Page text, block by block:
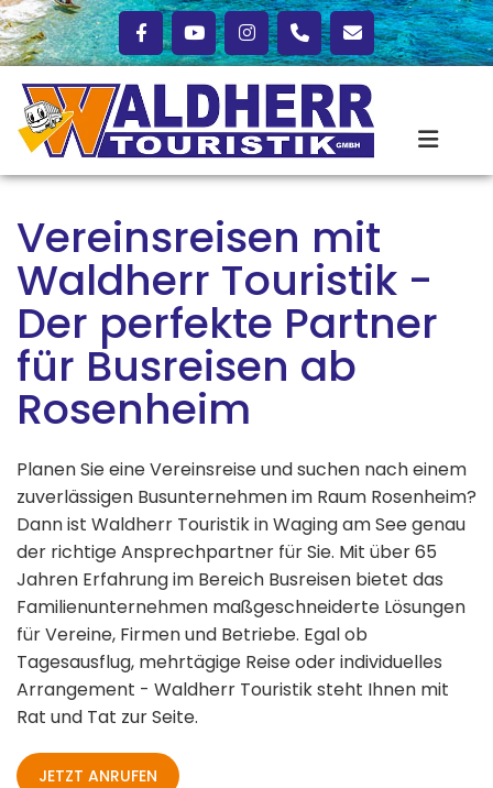
Zum Inhalt springen
Vereinsreisen mit
Waldherr Touristik -
Der perfekte Partner
für Busreisen ab
Rosenheim
Planen Sie eine Vereinsreise und suchen nach einem
zuverlässigen Busunternehmen im Raum Rosenheim?
Dann ist Waldherr Touristik in Waging am See genau
der richtige Ansprechpartner für Sie. Mit über 65
Jahren Erfahrung im Bereich Busreisen bietet das
Familienunternehmen maßgeschneiderte Lösungen
für Vereine, Firmen und Betriebe. Egal ob
Tagesausflug, mehrtägige Reise oder individuelles
Arrangement - Waldherr Touristik steht Ihnen mit
Rat und Tat zur Seite.
JETZT ANRUFEN